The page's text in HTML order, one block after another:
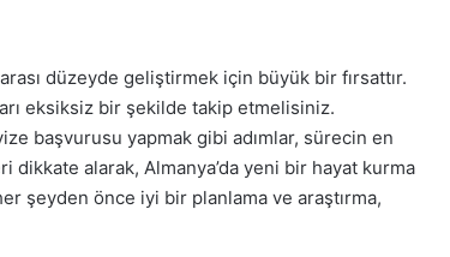
düzeyde geliştirmek için büyük bir fırsattır.
eksiksiz bir şekilde takip etmelisiniz.
başvurusu yapmak gibi adımlar, sürecin en
dikkate alarak, Almanya’da yeni bir hayat kurma
şeyden önce iyi bir planlama ve araştırma,